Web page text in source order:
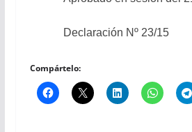
Declaración Nº 23/15
Compártelo: